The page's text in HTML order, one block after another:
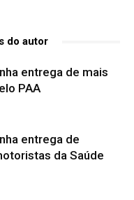
do autor
entrega de mais
PAA
entrega de
da Saúde